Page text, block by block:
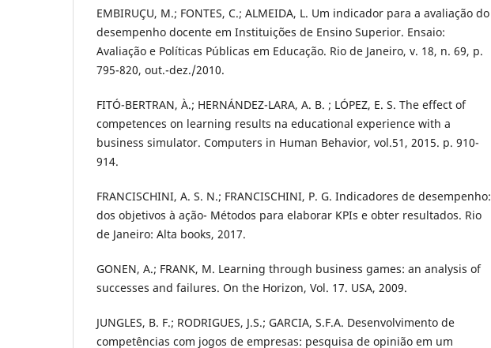
EMBIRUÇU, M.; FONTES, C.; ALMEIDA, L. Um indicador para a avaliação do
desempenho docente em Instituições de Ensino Superior. Ensaio:
Avaliação e Políticas Públicas em Educação. Rio de Janeiro, v. 18, n. 69, p.
795-820, out.-dez./2010.
FITÓ-BERTRAN, À.; HERNÁNDEZ-LARA, A. B. ; LÓPEZ, E. S. The effect of
competences on learning results na educational experience with a
business simulator. Computers in Human Behavior, vol.51, 2015. p. 910-
914.
FRANCISCHINI, A. S. N.; FRANCISCHINI, P. G. Indicadores de desempenho:
dos objetivos à ação- Métodos para elaborar KPIs e obter resultados. Rio
de Janeiro: Alta books, 2017.
GONEN, A.; FRANK, M. Learning through business games: an analysis of
successes and failures. On the Horizon, Vol. 17. USA, 2009.
JUNGLES, B. F.; RODRIGUES, J.S.; GARCIA, S.F.A. Desenvolvimento de
competências com jogos de empresas: pesquisa de opinião em um